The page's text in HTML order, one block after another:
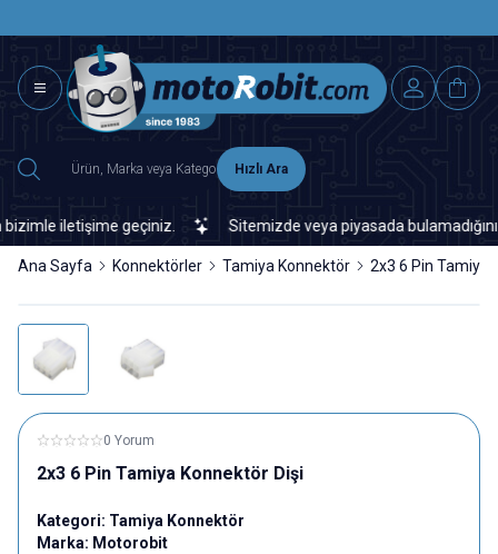
Hızlı Ara
iletişime geçiniz. Sitemizde veya piyasada
Ana Sayfa Konnektörler Tamiya Konnektör 2x3 6 Pin Tamiya
0 Yorum
2x3 6 Pin Tamiya Konnektör Dişi
Kategori: Tamiya Konnektör
Marka: Motorobit